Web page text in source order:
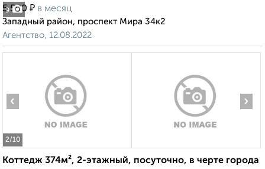
9
5 500 ₽ в месяц
Западный район, проспект Мира 34к2
Агентство, 12.08.2022
2/10
‹ ›
Коттедж 374м², 2-этажный, посуточно, в черте города